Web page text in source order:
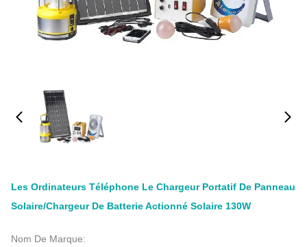
Les Ordinateurs Téléphone Le Chargeur Portatif De Panneau
Solaire/chargeur De Batterie Actionné Solaire 130W
Nom De Marque: